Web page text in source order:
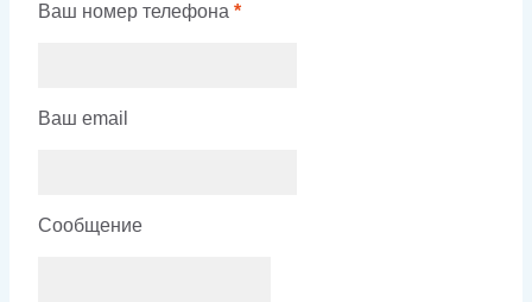
Ваш номер телефона *
Ваш email
Сообщение